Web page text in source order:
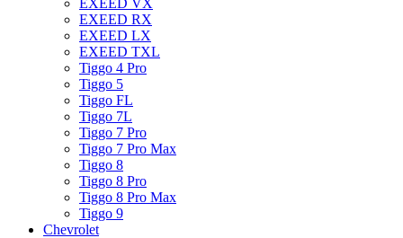
EXEED RX
EXEED LX
EXEED TXL
Tiggo 4 Pro
Tiggo 5
Tiggo FL
Tiggo 7L
Tiggo 7 Pro
Tiggo 7 Pro Max
Tiggo 8
Tiggo 8 Pro
Tiggo 8 Pro Max
Tiggo 9
Chevrolet